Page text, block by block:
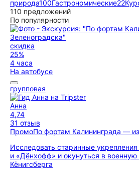
природа100Гастрономические22
110 предложений
По популярности
скидка
25%
4 часа
На автобусе
групповая
Анна
4,74
31 отзыв
ПромоПо фортам Калининграда —
Исследовать старинные
и «Дёнхофф» и окунуться в
Кёнигсберга